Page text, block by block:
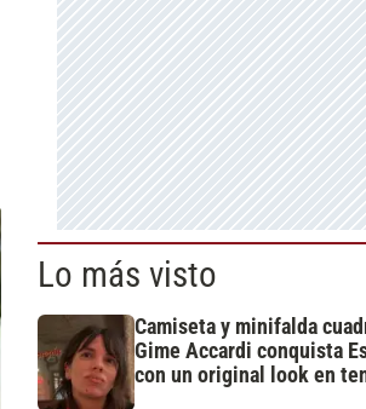
Lo más visto
Camiseta y minifalda
Gime Accardi conquista
con un original look en